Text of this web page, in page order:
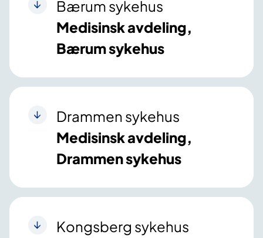
Bærum sykehus
Medisinsk avdeling,
Bærum sykehus
Drammen sykehus
Medisinsk avdeling,
Drammen sykehus
Kongsberg sykehus